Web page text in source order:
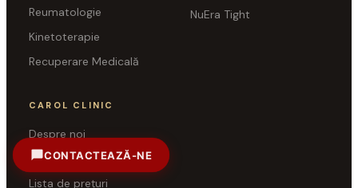
Reumatologie
Kinetoterapie
Recuperare Medicală
NuEra Tight
CAROL CLINIC
Despre noi
Echipa medicală
Lista de prețuri
CONTACTEAZĂ-NE
+40 371 71 61 61